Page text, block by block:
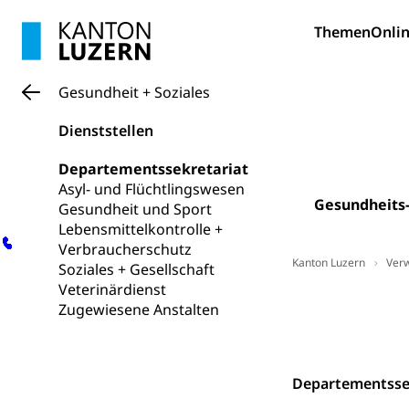
Themen
Gesundheit + Soziales
Dienststellen
Departementssekretariat
Asyl- und Flüchtlingswesen
Gesundheit und Sport
Lebensmittelkontrolle +
Verbraucherschutz
Soziales + Gesellschaft
Veterinärdienst
Zugewiesene Anstalten
Kanton Luzern
Autoverkehr,
Geburt, Heirat,
Amt für
Ausweise und